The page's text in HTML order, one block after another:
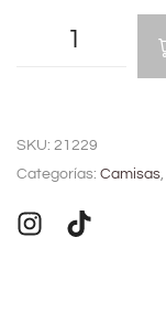
t
e
r
SKU: 21229
Categorías: Camisas,